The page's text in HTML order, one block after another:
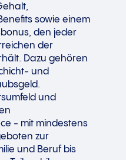
sowie einem
den jeder
der
Dazu gehören
und
und
- mit mindestens
zur
und Beruf bis